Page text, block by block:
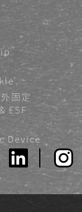
固定
ESF
Device